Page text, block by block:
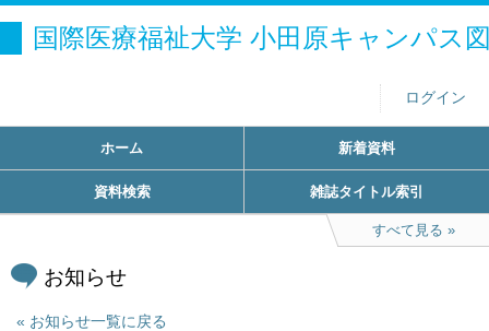
国際医療福祉大学 小田原キャンパス
ログイン
ホーム 新着資料
資料検索 雑誌タイトル索引
すべて見る
お知らせ
お知らせ一覧に戻る